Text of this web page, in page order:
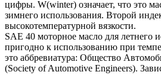
цифры. W(winter) означает, что это
зимнего использования. Второй
высокотемпературной вязкости.
SAE 40 моторное масло для летнего
пригодно к использованию при
это аббревиатура: Общество
(Society of Automotive Engineers).